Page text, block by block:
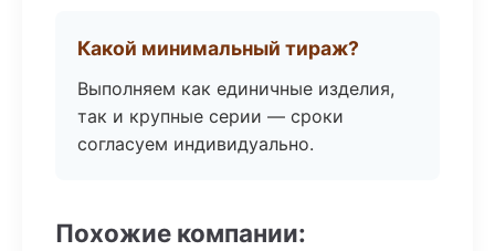
Какой минимальный тираж?
Выполняем как единичные изделия,
так и крупные серии — сроки
согласуем индивидуально.
Похожие компании: